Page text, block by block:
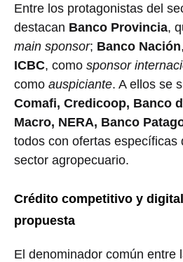
Entre los protagonistas del
destacan Banco Provincia,
main sponsor; Banco Nación
ICBC, como sponsor
como auspiciante. A ellos se
Comafi, Credicoop, Banco
Macro, NERA, Banco
todos con ofertas específicas
sector agropecuario.
Crédito competitivo y
propuesta
El denominador común entre